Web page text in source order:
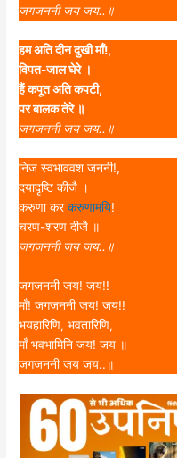
जगजननी जय जय..॥
हम अति दीन दुखीमाँ!,
विपत-जाल घेरे ।
हैं कपूत अति कपटी,
पर बालक तेरे ॥
जगजननी जय जय..॥
निज स्वभाववश जननी!,
दयादृष्टि कीजै ।
करुणा करकरुणामयि!
चरण-शरण दीजै ॥
जगजननी जय जय..॥
जगजननी जय! जय!!
माँ! जगजननी जय! जय!!
भयहारिणि, भवतारिणि,
माँ भवभामिनि जय! जय ॥
जगजननी जय जय..॥